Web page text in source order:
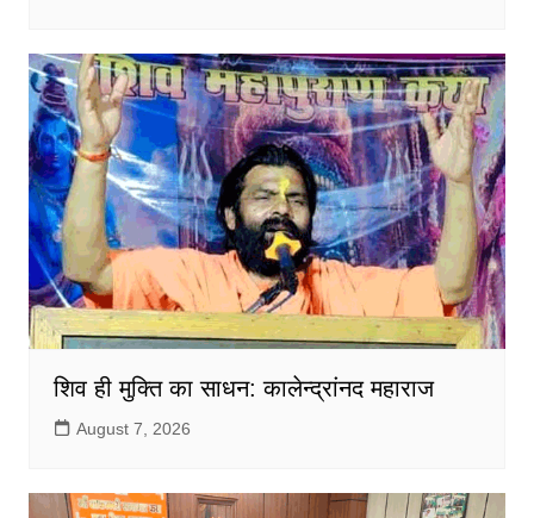
शिव ही मुक्ति का साधन: कालेन्द्रांनद महाराज
August 7, 2026